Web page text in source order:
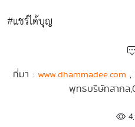
#แชร์ได้บุญ
ที่มา : www.dhammadee.com
พุทธบริษัทสากล